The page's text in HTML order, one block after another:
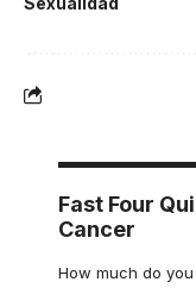
Fast Four
Cancer
How much do